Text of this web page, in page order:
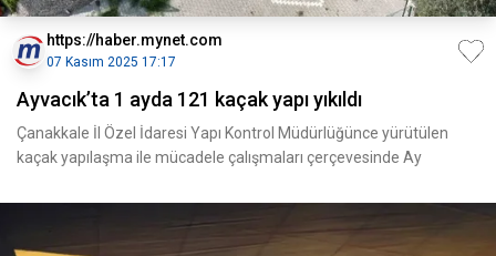
https://haber.mynet.com
07 Kasım 2025 17:17
Ayvacık’ta 1 ayda 121 kaçak yapı yıkıldı
Çanakkale İl Özel İdaresi Yapı Kontrol Müdürlüğünce yürütülen
kaçak yapılaşma ile mücadele çalışmaları çerçevesinde Ay